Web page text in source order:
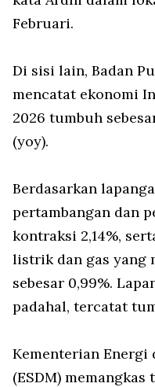
Februari.
Di sisi lain, Badan
mencatat ekonomi
2026 tumbuh
(yoy).
Berdasarkan
pertambangan dan
kontraksi 2,14%,
listrik dan gas yang
sebesar 0,99%.
padahal, tercatat
Kementerian Energi
(ESDM)